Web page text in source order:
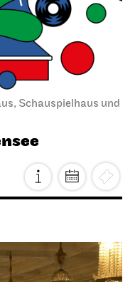
Schauspielhaus und